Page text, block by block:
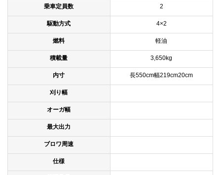
乗車定員数 2
駆動方式 4×2
燃料 軽油
積載量 3,650kg
内寸 長550cm幅219cm20cm
刈り幅
オーガ幅
最大出力
ブロワ周速
仕様